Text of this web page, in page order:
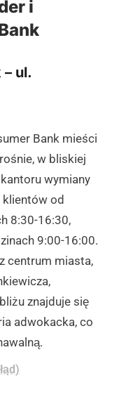
i
ul.
Bank mieści
w bliskiej
wymiany
od
8:30-16:30,
9:00-16:00.
centrum miasta,
znajduje się
adwokacka, co